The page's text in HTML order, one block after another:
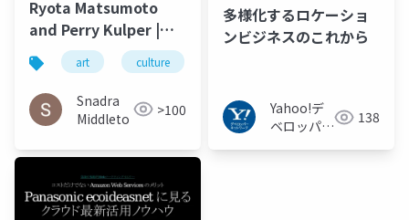
Ryota Matsumoto
and Perry Kulper |
Canny
Communication in
Architecture in the
Age of Messy Media:
art culture
Snadra
Middleto
>100
多様化するロケーショ
ンビジネスのこれから
Yahoo!デ
ベロッパー
138